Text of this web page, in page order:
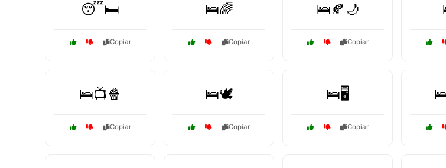
😴🛏️
Copiar
🛌🌈
Copiar
🛌🍂🌙
Copiar
🛌📺🍿
Copiar
🛌🕊️
Copiar
🛌🖥️
Copiar